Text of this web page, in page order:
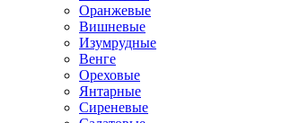
Оранжевые
Вишневые
Изумрудные
Венге
Ореховые
Янтарные
Сиреневые